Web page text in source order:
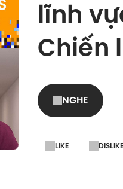
lĩnh
Chiến
NGHE
LIKE DISLIKE